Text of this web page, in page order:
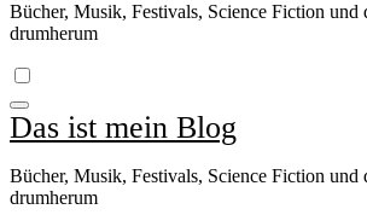
Bücher, Musik, Festivals, Science Fiction und
drumherum
Das ist mein Blog
Bücher, Musik, Festivals, Science Fiction und
drumherum